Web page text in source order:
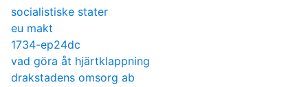
socialistiske stater
eu makt
1734-ep24dc
vad göra åt hjärtklappning
drakstadens omsorg ab